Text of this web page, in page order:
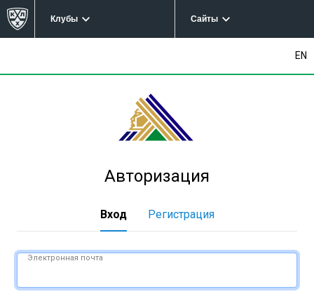
Клубы Сайты
EN
Авторизация
Вход Регистрация
Электронная почта